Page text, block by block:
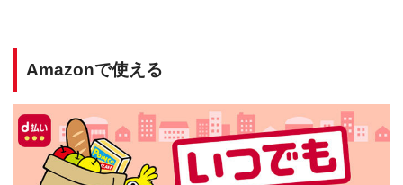
Amazonで使える